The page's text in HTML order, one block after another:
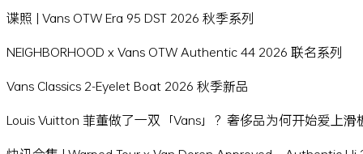
谍照 | Vans OTW Era 95 DST 2026 秋季系列
NEIGHBORHOOD x Vans OTW Authentic 44 2026 联名系列
Vans Classics 2-Eyelet Boat 2026 秋季新品
Louis Vuitton 菲董做了一双「Vans」？奢侈品为何开始爱上滑